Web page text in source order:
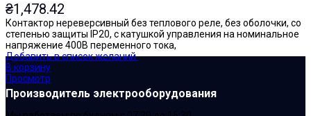
₴1,478.42
Контактор нереверсивный без теплового реле, без оболочки, со
степенью защиты IP20, с катушкой управления на номинальное
напряжение 400В переменного тока,
Добавить в список желаний
В корзину
Просмотр
Производитель электрооборудования